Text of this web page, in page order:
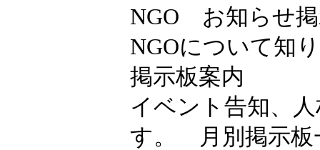
NGO お知らせ掲
NGOについて知
掲示板案内
イベント告知、
す。 月別掲示